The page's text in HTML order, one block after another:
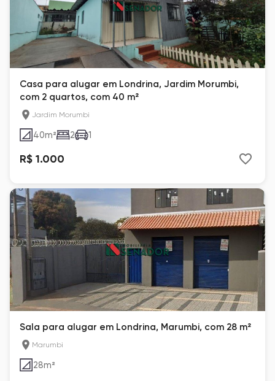
Casa para alugar em Londrina, Jardim Morumbi,
com 2 quartos, com 40 m²
Jardim Morumbi
40m² 2 1
R$ 1.000
Sala para alugar em Londrina, Marumbi, com 28 m²
Marumbi
28m²